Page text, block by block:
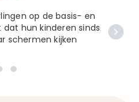
op de basis- en
hun kinderen sinds
schermen kijken